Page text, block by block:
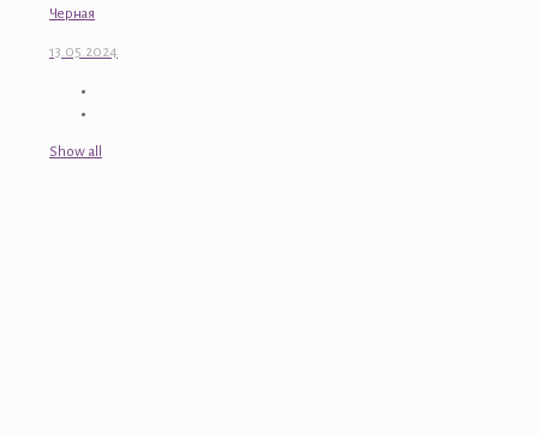
Черная
13.05.2024
Show all